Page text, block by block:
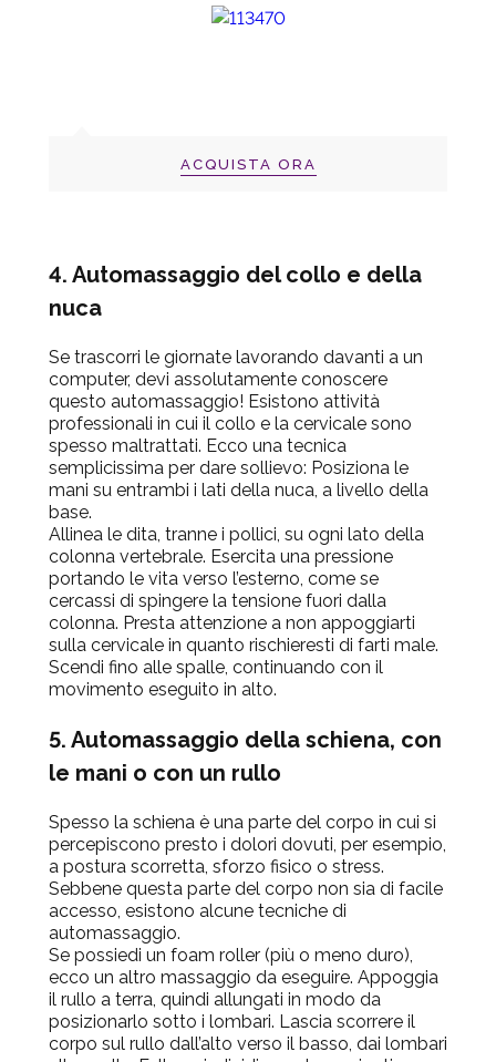
ACQUISTA ORA
4. Automassaggio del collo e della
nuca
Se trascorri le giornate lavorando davanti a un
computer, devi assolutamente conoscere
questo automassaggio! Esistono attività
professionali in cui il collo e la cervicale sono
spesso maltrattati. Ecco una tecnica
semplicissima per dare sollievo: Posiziona le
mani su entrambi i lati della nuca, a livello della
base.
Allinea le dita, tranne i pollici, su ogni lato della
colonna vertebrale. Esercita una pressione
portando le vita verso l’esterno, come se
cercassi di spingere la tensione fuori dalla
colonna. Presta attenzione a non appoggiarti
sulla cervicale in quanto rischieresti di farti male.
Scendi fino alle spalle, continuando con il
movimento eseguito in alto.
5. Automassaggio della schiena, con
le mani o con un rullo
Spesso la schiena è una parte del corpo in cui si
percepiscono presto i dolori dovuti, per esempio,
a postura scorretta, sforzo fisico o stress.
Sebbene questa parte del corpo non sia di facile
accesso, esistono alcune tecniche di
automassaggio.
Se possiedi un foam roller (più o meno duro),
ecco un altro massaggio da eseguire. Appoggia
il rullo a terra, quindi allungati in modo da
posizionarlo sotto i lombari. Lascia scorrere il
corpo sul rullo dall’alto verso il basso, dai lombari